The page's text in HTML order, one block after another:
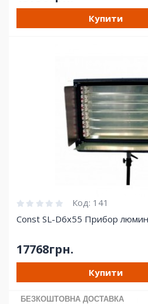
Купити
Код: 141
Const SL-D6x55 Прибор
17768грн.
Купити
БЕЗКОШТОВНА ДОСТАВКА